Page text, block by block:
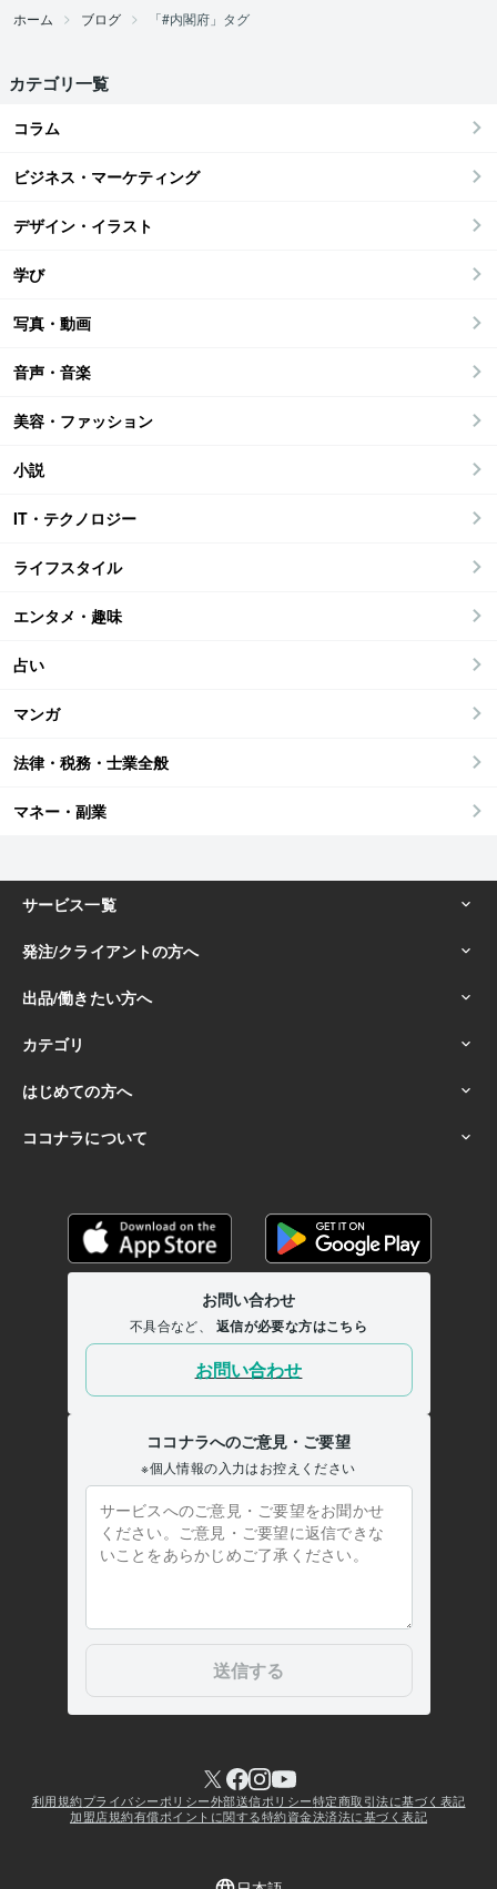
ホーム ブログ 「#内閣府」タグ
カテゴリ一覧
コラム
ビジネス・マーケティング
デザイン・イラスト
学び
写真・動画
音声・音楽
美容・ファッション
小説
IT・テクノロジー
ライフスタイル
エンタメ・趣味
占い
マンガ
法律・税務・士業全般
マネー・副業